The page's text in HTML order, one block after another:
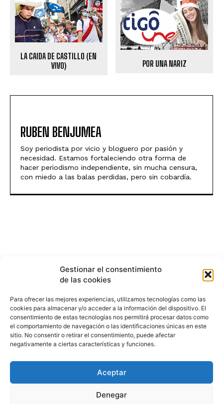
Gestionar el consentimiento
de las cookies
Para ofrecer las mejores experiencias, utilizamos tecnologías como las
cookies para almacenar y/o acceder a la información del dispositivo. El
consentimiento de estas tecnologías nos permitirá procesar datos como
el comportamiento de navegación o las identificaciones únicas en este
sitio. No consentir o retirar el consentimiento, puede afectar
negativamente a ciertas características y funciones.
Aceptar
Denegar
LA CAIDA DE CASTILLO (EN
VIVO)
POR UNA NARIZ
RUBEN BENJUMEA
Soy periodista por vicio y bloguero por pasión y
necesidad. Estamos fortaleciendo otra forma de
hacer periodismo independiente, sin mucha censura,
con miedo a las balas perdidas, pero sin cobardía.
HISTORIA PODCAST